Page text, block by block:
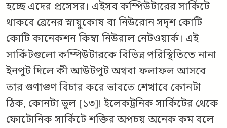
হচ্ছে এদের প্রসেসর। এইসব কম্পিউটারের সার্কিটে
থাকবে ব্রেনের স্নায়ুকোষ বা নিউরোন সদৃশ কোটি
কোটি কানেকশন কিম্বা নিউরাল নেটওয়ার্ক। এই
সার্কিটগুলো কম্পিউটারকে বিভিন্ন পরিস্থিতিতে নানা
ইনপুট দিলে কী আউটপুট অথবা ফলাফল আসবে
তার গুণাগুণ বিচার করে ভাবতে শেখাবে কোনটা
ঠিক, কোনটা ভুল [১৩]! ইলেকট্রনিক সার্কিটের থেকে
ফোটোনিক সার্কিটে শক্তির অপচয় অনেক কম বলে